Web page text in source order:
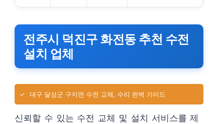
전주시 덕진구 화전동 추천 수전
설치 업체
✓ 대구 달성군 구지면 수전 교체, 수리 완벽 가이드
신뢰할 수 있는 수전 교체 및 설치 서비스를 제